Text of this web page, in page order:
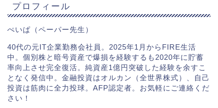
プロフィール
ぺいぱ（ペーパー先生）
40代の元IT企業勤務会社員。2025年1月からFIRE生活
中。個別株と暗号資産で爆損を経験するも2020年に貯蓄
率向上させ完全復活。純資産1億円突破した経験を余すこ
となく発信中。金融投資はオルカン（全世界株式）、自己
投資は筋肉に全力投球。AFP認定者。お気軽にご連絡くだ
さい！